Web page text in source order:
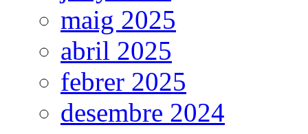
maig 2025
abril 2025
febrer 2025
desembre 2024